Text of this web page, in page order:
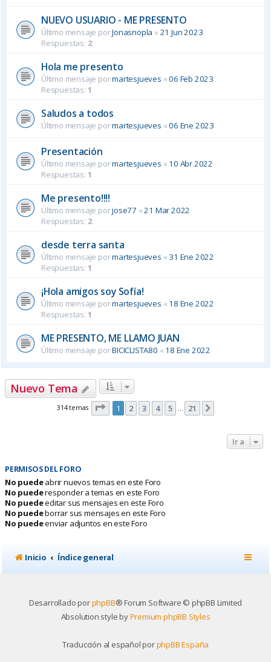
NUEVO USUARIO - ME PRESENTO
Último mensaje porJonasnopla « 21 Jun 2023
Respuestas: 2
Hola me presento
Último mensaje pormartesjueves «06 Feb 2023
Respuestas: 1
Saludos a todos
Último mensaje pormartesjueves «06 Ene 2023
Presentación
Último mensaje pormartesjueves « 10 Abr 2022
Respuestas: 1
Me presento!!!!
Último mensaje porjose77 «21 Mar 2022
Respuestas: 2
desde terra santa
Último mensaje pormartesjueves « 31 Ene 2022
Respuestas: 1
¡Hola amigos soy Sofía!
Último mensaje pormartesjueves « 18 Ene 2022
Respuestas: 1
ME PRESENTO, ME LLAMO JUAN
Último mensaje porBICICLISTA80 « 18 Ene 2022
Nuevo Tema
314 temas Página de 21
1 2 3 4 5 … 21
Ir a
PERMISOS DEL FORO
No puedeabrir nuevos temas en este Foro
No puederesponder a temas en este Foro
No puedeeditar sus mensajes en este Foro
No puedeborrar sus mensajes en este Foro
No puedeenviar adjuntos en este Foro
Inicio Índice general
Desarrollado porphpBB® Forum Software © phpBB Limited
Absolution style byPremium phpBB Styles
Traducción al español porphpBB España